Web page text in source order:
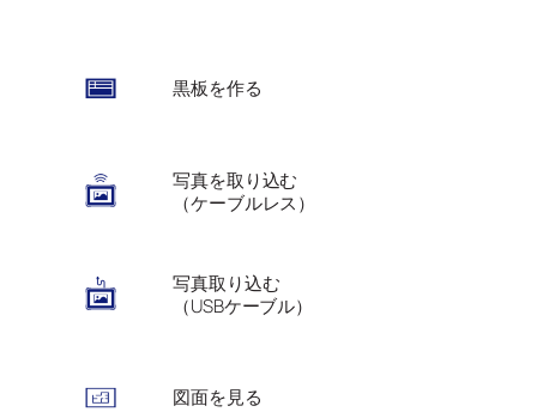
黒板を作る
写真を取り込む
（ケーブルレス）
写真取り込む
（USBケーブル）
図面を見る